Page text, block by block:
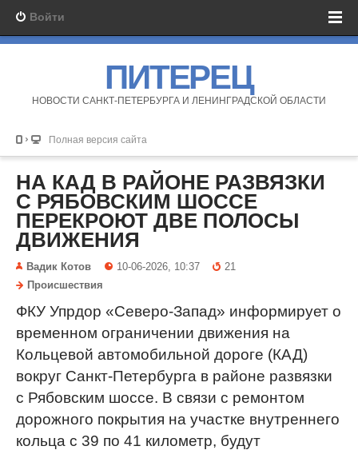
Войти
ПИТЕРЕЦ
НОВОСТИ САНКТ-ПЕТЕРБУРГА И ЛЕНИНГРАДСКОЙ ОБЛАСТИ
Полная версия сайта
НА КАД В РАЙОНЕ РАЗВЯЗКИ
С РЯБОВСКИМ ШОССЕ
ПЕРЕКРОЮТ ДВЕ ПОЛОСЫ
ДВИЖЕНИЯ
Вадик Котов 10-06-2026, 10:37
21
Происшествия
ФКУ Упрдор «Северо-Запад» информирует о
временном ограничении движения на
Кольцевой автомобильной дороге (КАД)
вокруг Санкт-Петербурга в районе развязки
с Рябовским шоссе. В связи с ремонтом
дорожного покрытия на участке внутреннего
кольца с 39 по 41 километр, будут